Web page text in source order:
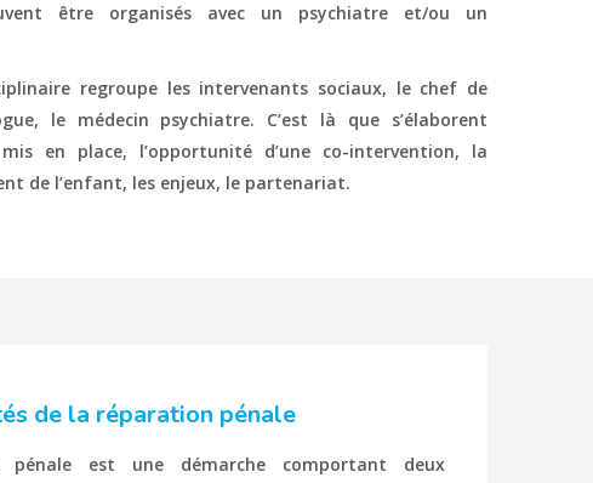
être organisés avec un psychiatre et/ou un
regroupe les intervenants sociaux, le chef de
le médecin psychiatre. C’est là que s’élaborent
mis en place, l’opportunité d’une co-intervention, la
de l’enfant, les enjeux, le partenariat.
de la réparation pénale
pénale est une démarche comportant deux